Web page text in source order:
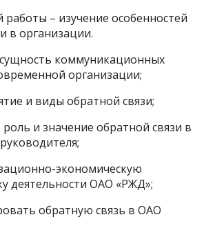
работы – изучение особенностей
в организации.
коммуникационных
организации;
и виды обратной связи;
и значение обратной связи в
экономическую
деятельности ОАО «РЖД»;
обратную связь в ОАО